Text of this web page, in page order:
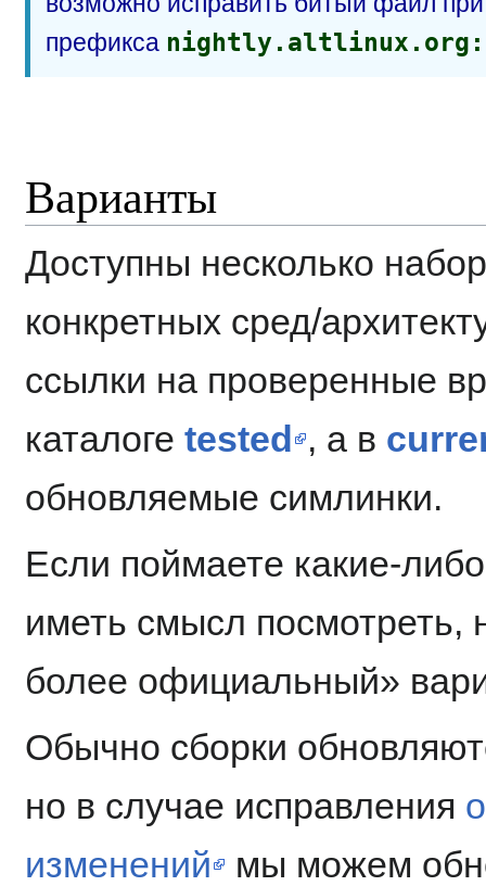
префикса
Варианты
Доступны несколько
конкретных сред/
ссылки на проверенные
каталоге tested , а в
обновляемые симлинки.
Если поймаете какие-
иметь смысл посмотреть,
более официальный»
Обычно сборки
но в случае исправления
изменений
мы можем